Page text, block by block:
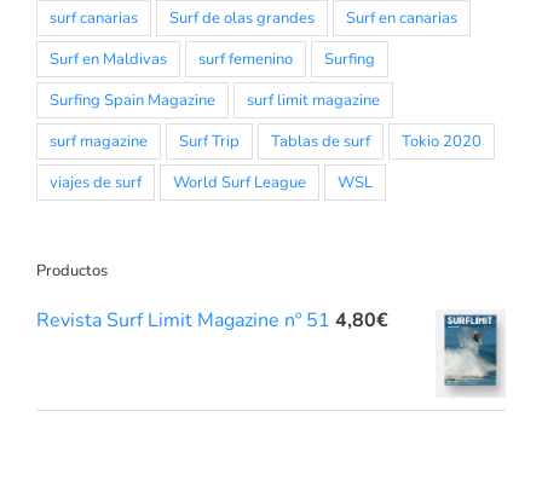
surf canarias
Surf de olas grandes
Surf en canarias
Surf en Maldivas
surf femenino
Surfing
Surfing Spain Magazine
surf limit magazine
surf magazine
Surf Trip Tablas de surf
Tokio 2020
viajes de surf
World Surf League WSL
Productos
Revista Surf Limit Magazine nº 51 4,80€